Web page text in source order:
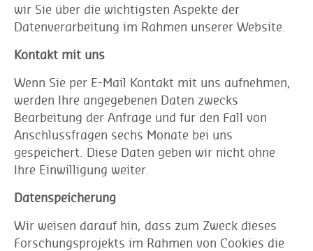
wir Sie über die wichtigsten Aspekte der
Datenverarbeitung im Rahmen unserer Website.
Kontakt mit uns
Wenn Sie per E-Mail Kontakt mit uns aufnehmen,
werden Ihre angegebenen Daten zwecks
Bearbeitung der Anfrage und für den Fall von
Anschlussfragen sechs Monate bei uns
gespeichert. Diese Daten geben wir nicht ohne
Ihre Einwilligung weiter.
Datenspeicherung
Wir weisen darauf hin, dass zum Zweck dieses
Forschungsprojekts im Rahmen von Cookies die